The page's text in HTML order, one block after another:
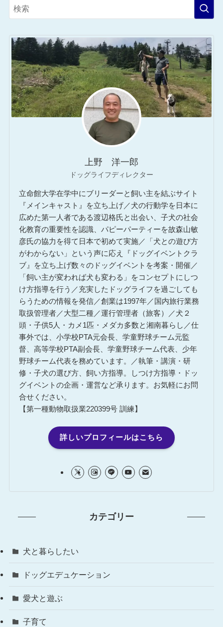
上野 洋一郎
ドッグライフディレクター
立命館大学在学中にブリーダーと飼い主を結ぶサイト
『メインキャスト』を立ち上げ／犬の行動学を日本に
広めた第一人者である渡辺格氏と出会い、子犬の社会
化教育の重要性を認識、パピーパーティーを故森山敏
彦氏の協力を得て日本で初めて実施／「犬との遊び方
がわからない」という声に応え『ドッグイベントクラ
ブ』を立ち上げ数々のドッグイベントを考案・開催／
「飼い主が変われば犬も変わる」をコンセプトにしつ
け方指導を行う／充実したドッグライフを過ごしても
らうための情報を発信／創業は1997年／国内旅行業務
取扱管理者／大型二種／運行管理者（旅客）／犬２
頭・子供5人・カメ1匹・メダカ多数と湘南暮らし／仕
事外では、小学校PTA元会長、学童野球チーム元監
督、高等学校PTA副会長、学童野球チーム代表、少年
野球チーム代表を務めています。／執筆・講演・研
修・子犬の選び方、飼い方指導。しつけ方指導・ドッ
グイベントの企画・運営など承ります。お気軽にお問
合せください。
【第一種動物取扱業220399号 訓練】
詳しいプロフィールはこちら
カテゴリー
犬と暮らしたい
ドッグエデュケーション
愛犬と遊ぶ
子育て